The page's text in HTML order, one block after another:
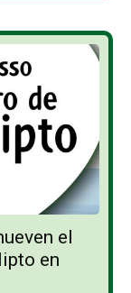
el
en